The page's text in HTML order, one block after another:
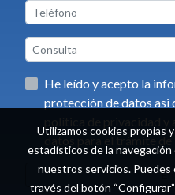
He leído y acepto la información básica sobre
protección de datos asi como el aviso legal y la
datos para el trámite
Utilizamos cookies propias
estadísticos de la
nuestros servicios.
través del botón